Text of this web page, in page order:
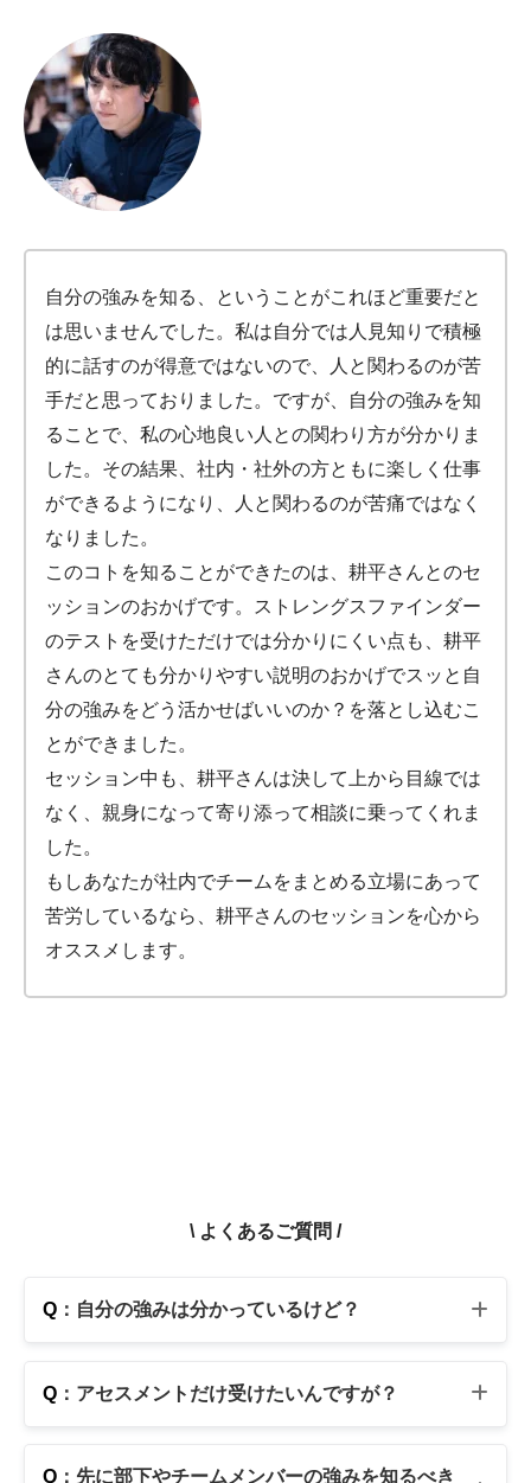
自分の強みを知る、ということがこれほど重要だと
は思いませんでした。私は自分では人見知りで積極
的に話すのが得意ではないので、人と関わるのが苦
手だと思っておりました。ですが、自分の強みを知
ることで、私の心地良い人との関わり方が分かりま
した。その結果、社内・社外の方ともに楽しく仕事
ができるようになり、人と関わるのが苦痛ではなく
なりました。
このコトを知ることができたのは、耕平さんとのセ
ッションのおかげです。ストレングスファインダー
のテストを受けただけでは分かりにくい点も、耕平
さんのとても分かりやすい説明のおかげでスッと自
分の強みをどう活かせばいいのか？を落とし込むこ
とができました。
セッション中も、耕平さんは決して上から目線では
なく、親身になって寄り添って相談に乗ってくれま
した。
もしあなたが社内でチームをまとめる立場にあって
苦労しているなら、耕平さんのセッションを心から
オススメします。
\ よくあるご質問 /
Q ：自分の強みは分かっているけど？
Q ：アセスメントだけ受けたいんですが？
Q ：先に部下やチームメンバーの強みを知るべき